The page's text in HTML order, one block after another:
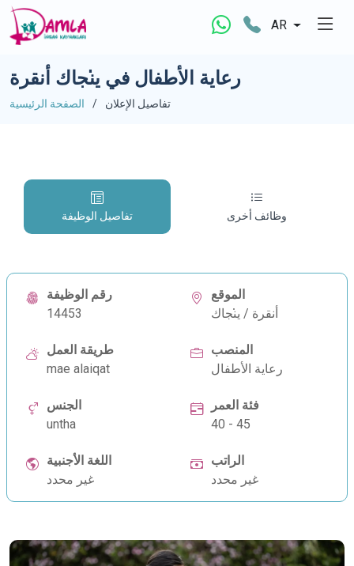
AR
رعاية الأطفال في ي̇نجاك أنقرة
الصفحة الرئيسية تفاصيل الإعلان
تفاصيل الوظيفة وظائف أخرى
رقم الوظيفة
14453
الموقع
أنقرة / ي̇نجاك
طريقة العمل
mae alaiqat
المنصب
رعاية الأطفال
الجنس
untha
فئة العمر
40 - 45
اللغة الأجنبية
غير محدد
الراتب
غير محدد